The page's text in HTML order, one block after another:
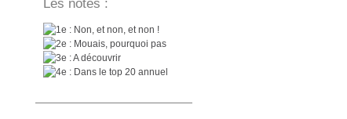
Les notes :
: Non, et non, et non !
: Mouais, pourquoi pas
: A découvrir
: Dans le top 20 annuel